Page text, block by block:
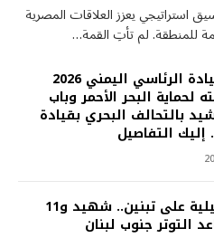
البحرينية 2026.. تنسيق استراتيجي يعزز العلاقات المصرية
للمنطقة. لم تأتِ القمة…
مجلس القيادة الرئاسي اليمني 2026
لحماية البحر الأحمر وباب
بالتحالف البحري بقيادة
التفاصيل
غارة إسرائيلية على تبنين.. شهيد و11
التوتر جنوب لبنان